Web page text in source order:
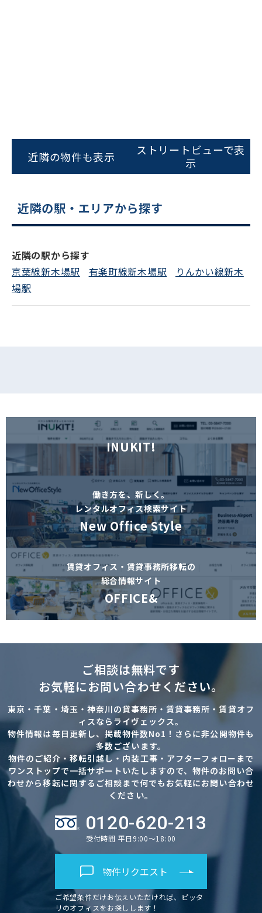
をお伝えいただくと
スムーズにご案内できます
平日 9:00〜18:00
近隣の物件も表示
ストリートビューで表
示
近隣の駅・エリアから探す
近隣の駅から探す
京葉線新木場駅
有楽町線新木場駅
りんかい線新木
場駅
INUKIT!
働き方を、新しく。
レンタルオフィス検索サイト
New Office Style
賃貸オフィス・賃貸事務所移転の
総合情報サイト
OFFICE&
ご相談は無料です
お気軽にお問い合わせください。
東京・千葉・埼玉・神奈川の貸事務所・賃貸事務所・賃貸オフ
ィスならライヴェックス。
物件情報は毎日更新し、掲載物件数No1！さらに非公開物件も
多数ございます。
物件のご紹介・移転引越し・内装工事・アフターフォローまで
ワンストップで一括サポートいたしますので、物件のお問い合
わせから移転に関するご相談まで何でもお気軽にお問い合わせ
ください。
0120-620-213
受付時間 平日9:00～18:00
物件リクエスト
ご希望条件だけお伝えいただければ、ピッタ
リのオフィスをお探しします！